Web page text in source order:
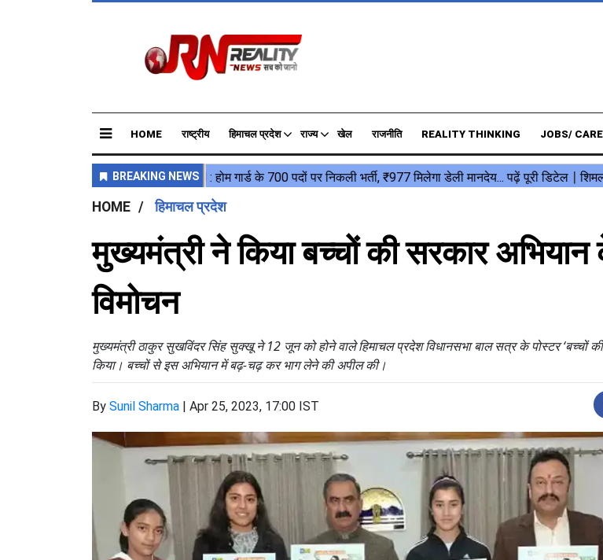
HOME राष्ट्रीय हिमाचल प्रदेश राज्य खेल राजनीति REALITY THINKING JOBS/
HOME हिमाचल प्रदेश
मुख्यमंत्री ने किया बच्चों की सरकार अभियान
विमोचन
मुख्यमंत्री ठाकुर सुखविंदर सिंह सुक्खू ने 12 जून को होने वाले हिमाचल प्रदेश विधानसभा बाल सत्र के पोस्टर ‘बच्चों
किया। बच्चों से इस अभियान में बढ़-चढ़ कर भाग लेने की अपील की।
By Sunil Sharma | Apr 25, 2023, 17:00 IST